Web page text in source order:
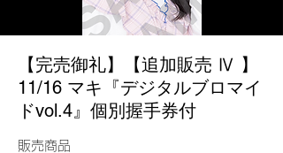
【完売御礼】【追加販売 Ⅳ 】
11/16 マキ『デジタルブロマイ
ドvol.4』個別握手券付
販売商品